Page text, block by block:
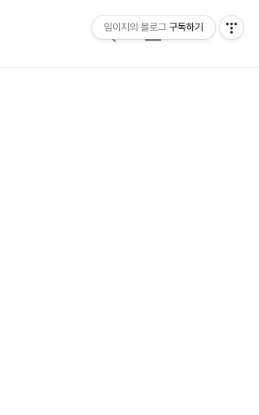
검
메
임이지의 블로그 구독하기